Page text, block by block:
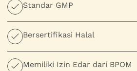
Standar GMP
Bersertifikasi Halal
Memiliki Izin Edar dari BPOM